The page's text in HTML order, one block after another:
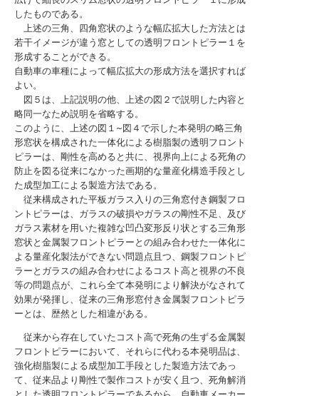
したものである。
上述の三角、四角窓状のような幅広拡大した方法とは
若干イメージが違う窓としての透明フロントピラー１を
形成することができる。
自動車の車種によって幅広拡大の形成方法を選択すれば
よい。
図５は、上記説明の他、上述の図２で説明した内容と
略同一なため説明を省略する。
このように、上述の図１~図４で示した本発明の略三角
形窓状を構成された一体化による樹脂製の透明フロント
ピラーは、剛性を高めると共に、視界向上による死角の
防止を図る従来になかった画期的な量産化構造手段とし
た成型加工による製造方法である。
従来構成された平板ガラス入りの三角窓付き鋼製フロ
ントピラーは、ガラスの破損やガラスの剛性不足、及び
ガラス素材を用いた複雑な凹凸変形反り状とする三角形
窓状と金属製フロントピラーとの組み合わせた一体化に
よる量産化製法ができない問題点且つ、鋼製フロントピ
ラーとガラスの組み合わせによるコスト高と視界の不良
等の問題点が、これら全て本発明により解決がなされて
効果が発揮し、従来の三角形窓付き金属製フロントピラ
ーとは、歴然とした相違がある。
従来から存在していたコスト高で死角の生ずる金属製
フロントピラーにおいて、それらに代わる本発明品は、
強化樹脂製による成型加工手段とした製造方法であっ
て、従来品より剛性で製作コストが安く且つ、死角解消